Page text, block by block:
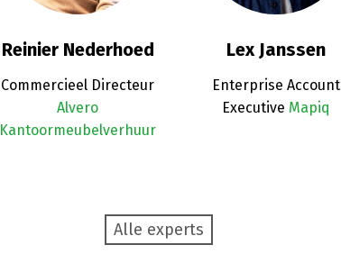
Reinier Nederhoed
Commercieel Directeur
Alvero
Kantoormeubelverhuur
Lex Janssen
Enterprise Account
Executive Mapiq
Alle experts